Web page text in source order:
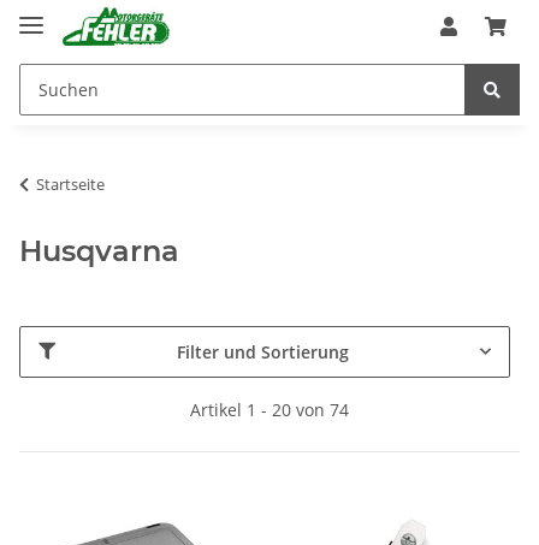
Startseite
Husqvarna
Filter und Sortierung
Artikel 1 - 20 von 74